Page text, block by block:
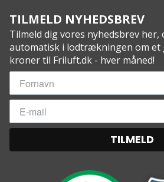
TILMELD NYHEDSBREV
Tilmeld dig vores nyhedsbrev her,
automatisk i lodtrækningen om et
kroner til Friluft.dk - hver måned!
TILMELD